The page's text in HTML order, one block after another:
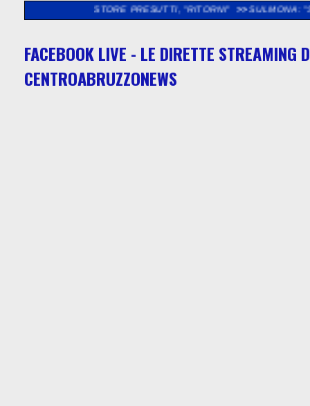
PRESUTTI, "RITORNI" >> SULMONA: "SOPRALLUOGO
FACEBOOK LIVE - LE DIRETTE STREAMING
CENTROABRUZZONEWS